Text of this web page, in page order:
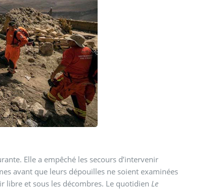
Elle a empêché les secours d’intervenir
avant que leurs dépouilles ne soient examinées
libre et sous les décombres. Le quotidienLe